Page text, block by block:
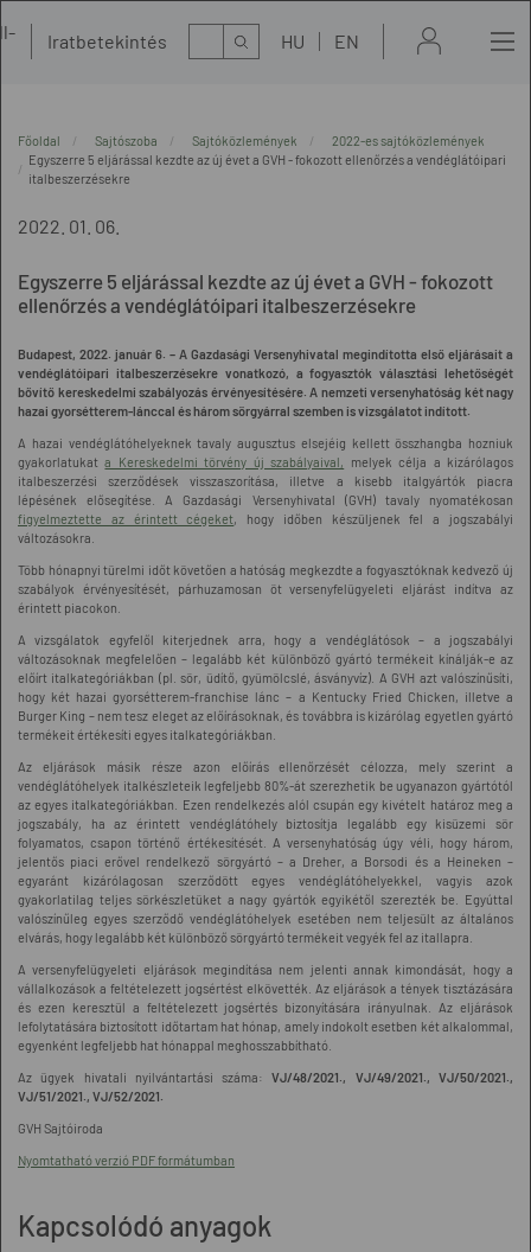
Iratbetekintés Kereső HU EN
Főoldal Sajtószoba Sajtóközlemények
2022-es sajtóközlemények
Egyszerre 5 eljárással kezdte az új évet a GVH - fokozott ellenőrzés a vendéglátóipari
italbeszerzésekre
2022. 01. 06.
Egyszerre 5 eljárással kezdte az új évet a GVH - fokozott
ellenőrzés a vendéglátóipari italbeszerzésekre
Budapest, 2022. január 6. – A Gazdasági Versenyhivatal megindította első eljárásait a
vendéglátóipari italbeszerzésekre vonatkozó, a fogyasztók választási lehetőségét
bővítő kereskedelmi szabályozás érvényesítésére. A nemzeti versenyhatóság két nagy
hazai gyorsétterem-lánccal és három sörgyárral szemben is vizsgálatot indított.
A hazai vendéglátóhelyeknek tavaly augusztus elsejéig kellett összhangba hozniuk
gyakorlatukata Kereskedelmi törvény új szabályaival, melyek célja a kizárólagos
italbeszerzési szerződések visszaszorítása, illetve a kisebb italgyártók piacra
lépésének elősegítése. A Gazdasági Versenyhivatal (GVH) tavaly nyomatékosan
figyelmeztette az érintett cégeket, hogy időben készüljenek fel a jogszabályi
változásokra.
Több hónapnyi türelmi időt követően a hatóság megkezdte a fogyasztóknak kedvező új
szabályok érvényesítését, párhuzamosan öt versenyfelügyeleti eljárást indítva az
érintett piacokon.
A vizsgálatok egyfelől kiterjednek arra, hogy a vendéglátósok – a jogszabályi
változásoknak megfelelően – legalább két különböző gyártó termékeit kínálják-e az
előírt italkategóriákban (pl. sör, üdítő, gyümölcslé, ásványvíz). A GVH azt valószínűsíti,
hogy két hazai gyorsétterem-franchise lánc – a Kentucky Fried Chicken, illetve a
Burger King – nem tesz eleget az előírásoknak, és továbbra is kizárólag egyetlen gyártó
termékeit értékesíti egyes italkategóriákban.
Az eljárások másik része azon előírás ellenőrzését célozza, mely szerint a
vendéglátóhelyek italkészleteik legfeljebb 80%-át szerezhetik be ugyanazon gyártótól
az egyes italkategóriákban. Ezen rendelkezés alól csupán egy kivételt határoz meg a
jogszabály, ha az érintett vendéglátóhely biztosítja legalább egy kisüzemi sör
folyamatos, csapon történő értékesítését. A versenyhatóság úgy véli, hogy három,
jelentős piaci erővel rendelkező sörgyártó – a Dreher, a Borsodi és a Heineken –
egyaránt kizárólagosan szerződött egyes vendéglátóhelyekkel, vagyis azok
gyakorlatilag teljes sörkészletüket a nagy gyártók egyikétől szerezték be. Egyúttal
valószínűleg egyes szerződő vendéglátóhelyek esetében nem teljesült az általános
elvárás, hogy legalább két különböző sörgyártó termékeit vegyék fel az itallapra.
A versenyfelügyeleti eljárások megindítása nem jelenti annak kimondását, hogy a
vállalkozások a feltételezett jogsértést elkövették. Az eljárások a tények tisztázására
és ezen keresztül a feltételezett jogsértés bizonyítására irányulnak. Az eljárások
lefolytatására biztosított időtartam hat hónap, amely indokolt esetben két alkalommal,
egyenként legfeljebb hat hónappal meghosszabbítható.
Az ügyek hivatali nyilvántartási száma:VJ/48/2021., VJ/49/2021., VJ/50/2021.,
VJ/51/2021., VJ/52/2021.
GVH Sajtóiroda
Nyomtatható verzió PDF formátumban
Kapcsolódó anyagok